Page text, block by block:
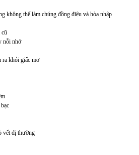
không thể làm chúng đồng điệu và hòa nhập
cũ
nỗi nhớ
ra khỏi giấc mơ
vết dị thường